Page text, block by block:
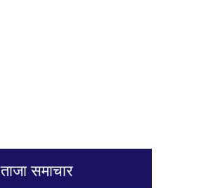
ताजा समाचार